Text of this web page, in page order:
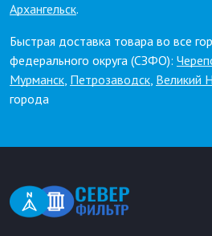
Архангельск.
Быстрая доставка товара во все
федерального округа (СЗФО):
Мурманск, Петрозаводск, Великий
города